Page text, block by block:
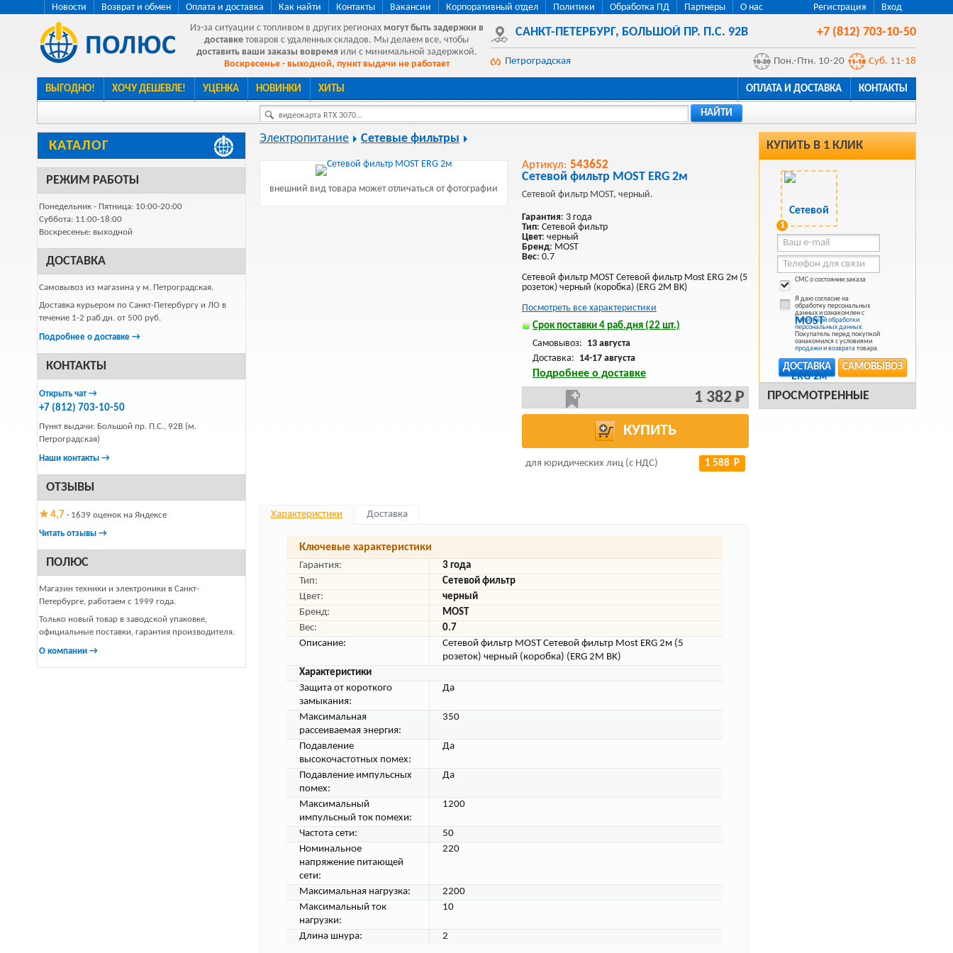
Регистрация Вход
Новости Возврат и обмен Оплата и доставка Как найти Контакты Вакансии Корпоративный отдел Политики Обработка ПД Партнеры
О нас
Из-за ситуации с топливом в других регионах могут быть задержки в
доставке товаров с удаленных складов. Мы делаем все, чтобы
доставить ваши заказы вовремя или с минимальной задержкой.
Воскресенье - выходной, пункт выдачи не работает
САНКТ-ПЕТЕРБУРГ, БОЛЬШОЙ ПР. П.С. 92В +7 (812) 703-10-50
Петроградская Пон.-Птн. 10-20 Суб. 11-18
ВЫГОДНО! ХОЧУ ДЕШЕВЛЕ! УЦЕНКА НОВИНКИ ХИТЫ ОПЛАТА И ДОСТАВКА КОНТАКТЫ
видеокарта RTX 3070... НАЙТИ
КАТАЛОГ
РЕЖИМ РАБОТЫ
Понедельник - Пятница: 10:00-20:00
Суббота: 11:00-18:00
Воскресенье: выходной
ДОСТАВКА
Самовывоз из магазина у м. Петроградская.
Доставка курьером по Санкт-Петербургу и ЛО в
течение 1-2 раб.дн. от 500 руб.
Подробнее о доставке →
КОНТАКТЫ
Открыть чат →
+7 (812) 703-10-50
Пункт выдачи: Большой пр. П.С., 92В (м.
Петроградская)
Наши контакты →
ОТЗЫВЫ
★ 4,7 · 1639 оценок на Яндексе
Читать отзывы →
ПОЛЮС
Магазин техники и электроники в Санкт-
Петербурге, работаем с 1999 года.
Только новый товар в заводской упаковке,
официальные поставки, гарантия производителя.
О компании →
КУПИТЬ В 1 КЛИК
1
СМС о состоянии заказа
Я даю согласие на
обработку персональных
данных и ознакомлен с
Политикой обработки
персональных данных.
Покупатель перед покупкой
ознакомился с условиями
продажиивозврататовара.
САМОВЫВОЗ
ДОСТАВКА
ПРОСМОТРЕННЫЕ
Электропитание Сетевые фильтры
внешний вид товара может отличаться от фотографии
Артикул: 543652
Сетевой фильтр MOST ERG 2м
Сетевой фильтр MOST, черный.
Гарантия: 3 года
Тип: Сетевой фильтр
Цвет: черный
Бренд: MOST
Вес: 0.7
Сетевой фильтр MOST Сетевой фильтр Most ERG 2м (5
розеток) черный (коробка) (ERG 2M BK)
Посмотреть все характеристики
Срок поставки 4 раб.дня (22 шт.)
Самовывоз: 13 августа
Доставка: 14-17 августа
Подробнее о доставке
1 382 Р
КУПИТЬ
для юридических лиц (с НДС) 1 588 Р
Характеристики Доставка
Ключевые характеристики
Гарантия:
3 года
Тип:
Сетевой фильтр
Цвет:
черный
Бренд:
MOST
Вес:
0.7
Описание:
Сетевой фильтр MOST Сетевой фильтр Most ERG 2м (5
розеток) черный (коробка) (ERG 2M BK)
Характеристики
Защита от короткого
замыкания:
Да
Максимальная
рассеиваемая энергия:
350
Подавление
высокочастотных помех:
Да
Подавление импульсных
помех:
Да
Максимальный
импульсный ток помехи:
1200
Частота сети:
50
Номинальное
напряжение питающей
сети:
220
Максимальная нагрузка:
2200
Максимальный ток
нагрузки:
10
Длина шнура: 2